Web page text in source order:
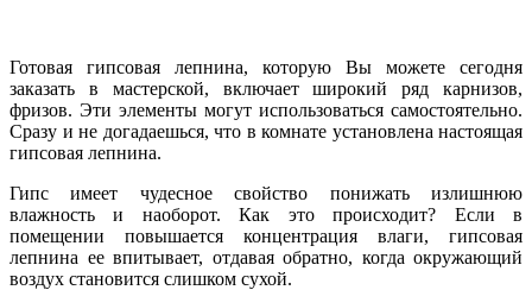
Готовая гипсовая лепнина, которую Вы можете сегодня
заказать в мастерской, включает широкий ряд карнизов,
фризов. Эти элементы могут использоваться самостоятельно.
Сразу и не догадаешься, что в комнате установлена настоящая
гипсовая лепнина.
Гипс имеет чудесное свойство понижать излишнюю
влажность и наоборот. Как это происходит? Если в
помещении повышается концентрация влаги, гипсовая
лепнина ее впитывает, отдавая обратно, когда окружающий
воздух становится слишком сухой.